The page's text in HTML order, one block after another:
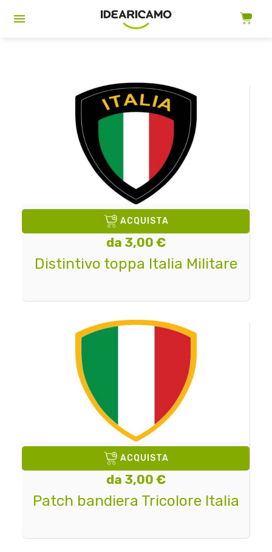
ACQUISTA
da 3,00 €
Distintivo toppa Italia Militare
ACQUISTA
da 3,00 €
Patch bandiera Tricolore Italia